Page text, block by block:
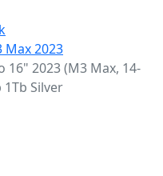
Max 2023
16" 2023 (M3 Max, 14-
1Tb Silver